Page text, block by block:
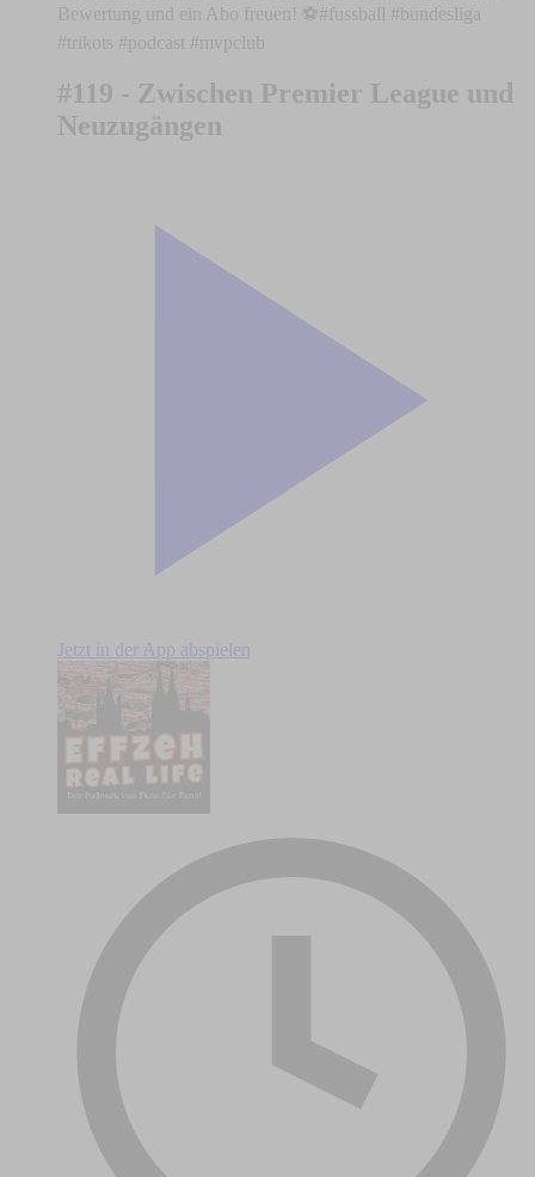
Bewertung und ein Abo freuen! ⚽️#fussball #bundesliga
#trikots #podcast #mvpclub
#119 - Zwischen Premier League und
Neuzugängen
Jetzt in der App abspielen